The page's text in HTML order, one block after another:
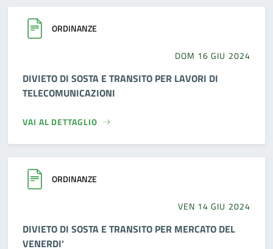
ORDINANZE
DOM 16 GIU 2024
DIVIETO DI SOSTA E TRANSITO PER LAVORI DI
TELECOMUNICAZIONI
VAI AL DETTAGLIO
ORDINANZE
VEN 14 GIU 2024
DIVIETO DI SOSTA E TRANSITO PER MERCATO DEL
VENERDI'